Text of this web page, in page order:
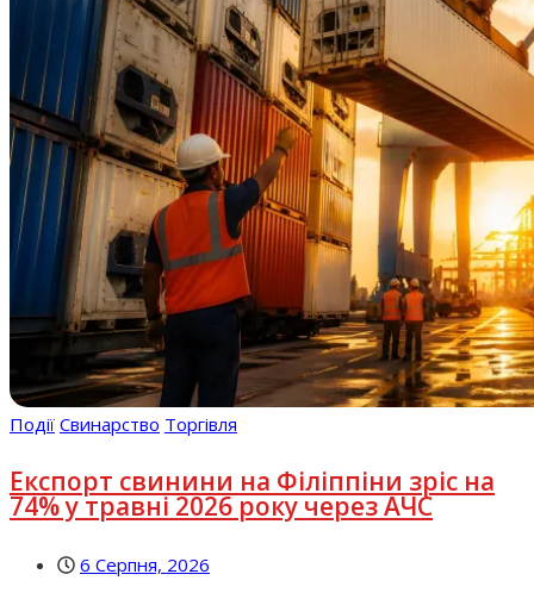
Події Свинарство Торгівля
Експорт свинини на Філіппіни зріс на
74% у травні 2026 року через АЧС
6 Серпня, 2026